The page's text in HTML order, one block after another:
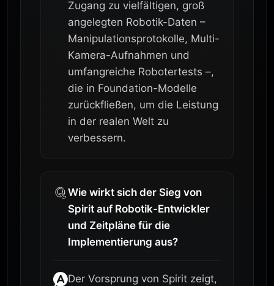
Zugang zu vielfältigen, groß
angelegten Robotik-Daten –
Manipulationsprotokolle, Multi-
Kamera-Aufnahmen und
umfangreiche Robotertests –,
die in Foundation-Modelle
zurückfließen, um die Leistung
in der realen Welt zu
verbessern.
Wie wirkt sich der Sieg von
Spirit auf Robotik-Entwickler
und Zeitpläne für die
Implementierung aus?
Der Vorsprung von Spirit zeigt,